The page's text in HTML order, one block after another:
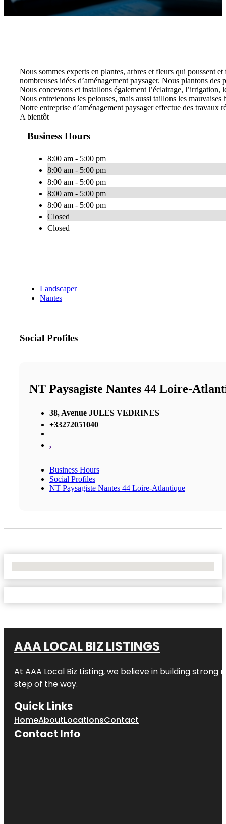
Nous sommes experts en plantes, arbres et fleurs qui poussent
nombreuses idées d’aménagement paysager. Nous plantons
Nous concevons et installons également l’éclairage, l’irrigation,
Nous entretenons les pelouses, mais aussi taillons les mauvaises
Notre entreprise d’aménagement paysager effectue des
A bientôt
Business Hours
8:00 am - 5:00 pm
8:00 am - 5:00 pm
8:00 am - 5:00 pm
8:00 am - 5:00 pm
8:00 am - 5:00 pm
Closed
Closed
Landscaper
Nantes
Social Profiles
NT Paysagiste Nantes 44 Loire-
38, Avenue JULES VEDRINES
+33272051040
,
Business Hours
Social Profiles
NT Paysagiste Nantes 44 Loire-Atlantique
AAA LOCAL BIZ LISTINGS
At AAA Local Biz Listing, we believe in building
step of the way.
Quick Links
HomeAboutLocationsContact
Contact Info